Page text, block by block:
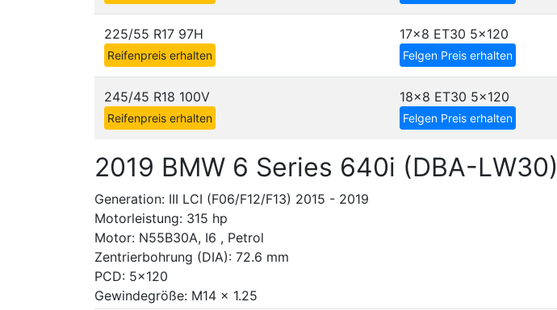
225/55 R17 97H
Reifenpreis erhalten
17x8 ET30 5x120
Felgen Preis erhalten
245/45 R18 100V
Reifenpreis erhalten
18x8 ET30 5x120
Felgen Preis erhalten
2019 BMW 6 Series 640i (DBA-LW30)
Generation: III LCI (F06/F12/F13) 2015 - 2019
Motorleistung: 315 hp
Motor: N55B30A, I6 , Petrol
Zentrierbohrung (DIA): 72.6 mm
PCD: 5x120
Gewindegröße: M14 x 1.25